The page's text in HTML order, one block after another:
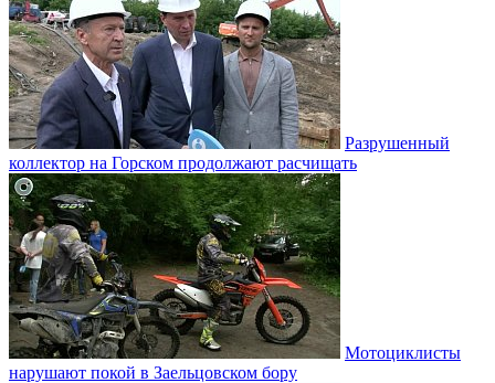
Разрушенный
коллектор на Горском продолжают расчищать
Мотоциклисты
нарушают покой в Заельцовском бору